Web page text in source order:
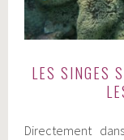
LES SINGES
Directement